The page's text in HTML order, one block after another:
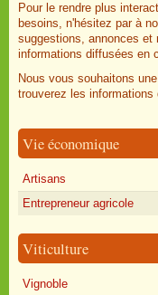
Pour le rendre plus
besoins, n'hésitez par à
suggestions, annonces et
informations diffusées en
Nous vous souhaitons
trouverez les informations
Vie économique
Artisans
Entrepreneur agricole
Viticulture
Vignoble